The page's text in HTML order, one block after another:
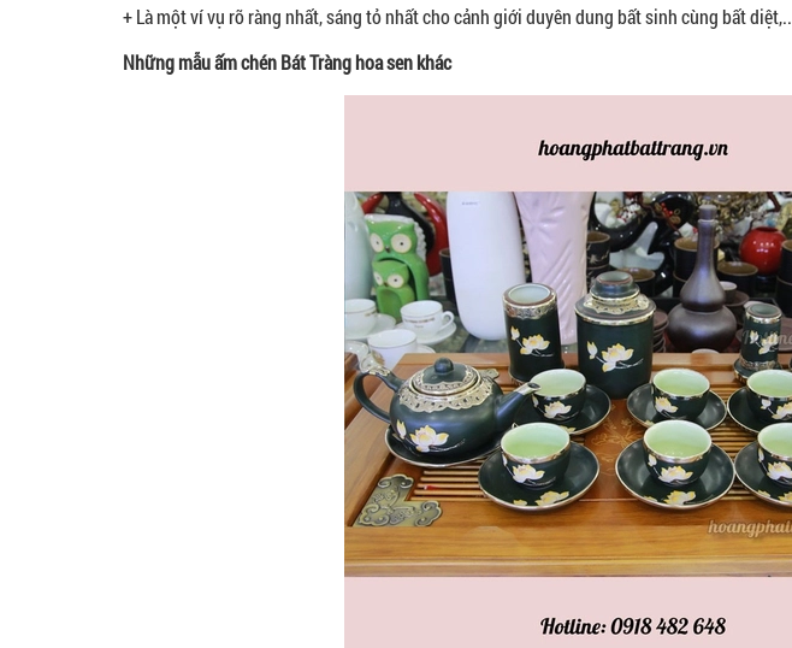
+ Là một ví vụ rõ ràng nhất, sáng tỏ nhất cho cảnh giới duyên dung bất sinh cùng bất diệt,..
Những mẫu ấm chén Bát Tràng hoa sen khác